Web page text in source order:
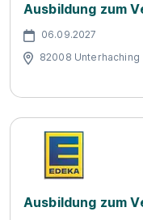
Ausbildung zum
06.09.2027
82008 Unterhaching
Ausbildung zum